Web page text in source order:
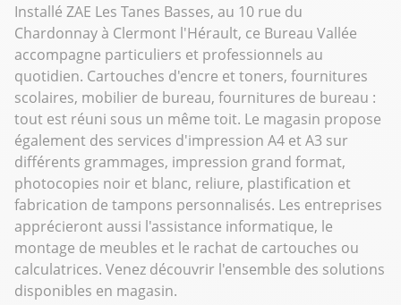
Installé ZAE Les Tanes Basses, au 10 rue du
Chardonnay à Clermont l'Hérault, ce Bureau Vallée
accompagne particuliers et professionnels au
quotidien. Cartouches d'encre et toners, fournitures
scolaires, mobilier de bureau, fournitures de bureau :
tout est réuni sous un même toit. Le magasin propose
également des services d'impression A4 et A3 sur
différents grammages, impression grand format,
photocopies noir et blanc, reliure, plastification et
fabrication de tampons personnalisés. Les entreprises
apprécieront aussi l'assistance informatique, le
montage de meubles et le rachat de cartouches ou
calculatrices. Venez découvrir l'ensemble des solutions
disponibles en magasin.